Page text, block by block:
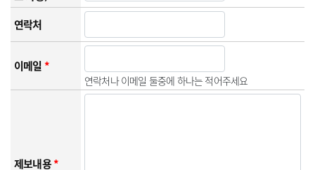
연락처
이메일*
연락처나 이메일 둘중에 하나는 적어주세요
제보내용*